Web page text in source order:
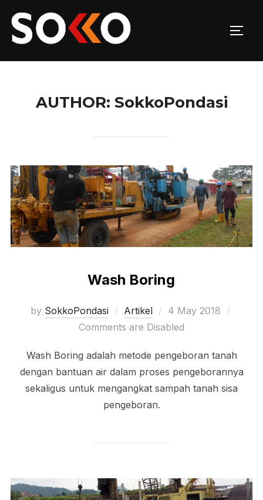
content
AUTHOR: SokkoPondasi
Wash Boring
by SokkoPondasi Artikel
Posted
on
4 May 2018
Comments are Disabled
Wash Boring adalah metode pengeboran tanah
dengan bantuan air dalam proses pengeborannya
sekaligus untuk mengangkat sampah tanah sisa
pengeboran.